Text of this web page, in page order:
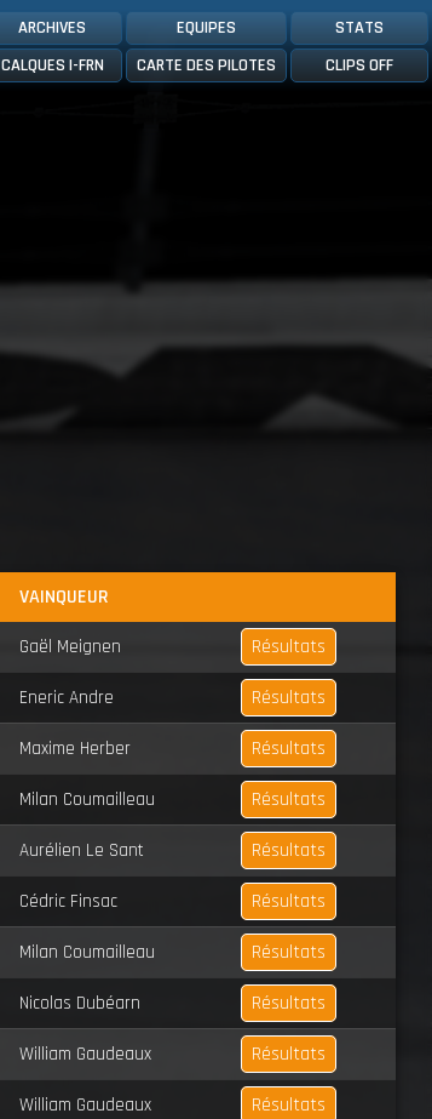
ARCHIVES EQUIPES
STATS
CALQUES I-FRN CARTE DES PILOTES CLIPS OFF
VAINQUEUR
Gaël Meignen Résultats
Eneric Andre Résultats
Maxime Herber Résultats
Milan Coumailleau Résultats
Aurélien Le Sant Résultats
Cédric Finsac Résultats
Milan Coumailleau Résultats
Nicolas Dubéarn Résultats
William Gaudeaux Résultats
William Gaudeaux Résultats